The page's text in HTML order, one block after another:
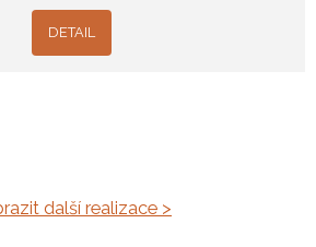
DETAIL
další realizace >